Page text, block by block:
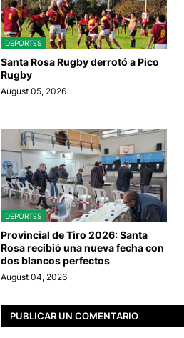
DEPORTES
Santa Rosa Rugby derrotó a Pico
Rugby
August 05, 2026
DEPORTES
Provincial de Tiro 2026: Santa
Rosa recibió una nueva fecha con
dos blancos perfectos
August 04, 2026
PUBLICAR UN COMENTARIO